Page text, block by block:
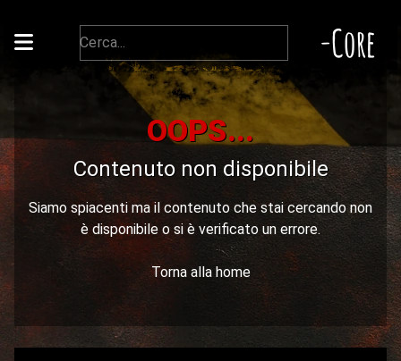
-Core
OOPS...
Contenuto non disponibile
Siamo spiacenti ma il contenuto che stai cercando non
è disponibile o si è verificato un errore.
Torna alla home